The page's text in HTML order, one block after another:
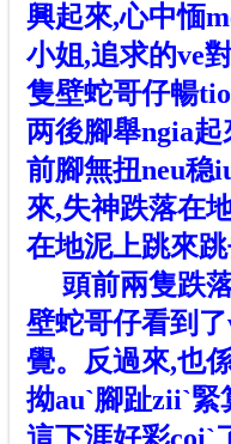
興起來,心中愐
小姐,追求的ve
隻壁蛇哥仔暢
两後腳舉ngia起
前腳無扭neu稳
來,失神跌落在
在地泥上跳來跳
頭前兩隻跌
壁蛇哥仔看到
覺。反過來,也
拗auˋ腳趾ziiˋ緊